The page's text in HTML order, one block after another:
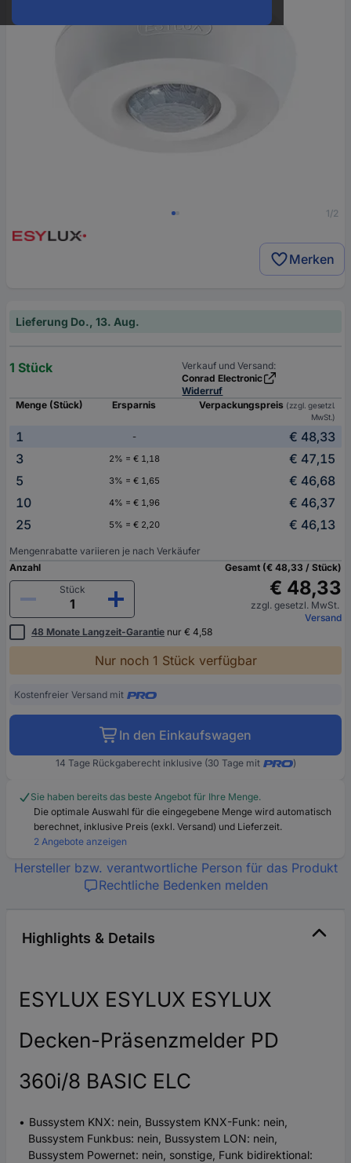
1/2
Merken
Lieferung Do., 13. Aug.
1 Stück
Verkauf und Versand:
Conrad Electronic
Widerruf
Menge (Stück)
Ersparnis Verpackungspreis (zzgl. gesetzl.
MwSt.)
1 -
€ 48,33
3
2% = € 1,18
€ 47,15
5
3% = € 1,65
€ 46,68
10
4% = € 1,96
€ 46,37
25
5% = € 2,20 € 46,13
Mengenrabatte variieren je nach Verkäufer
Anzahl
Stück
Gesamt (€ 48,33 / Stück)
€ 48,33
zzgl. gesetzl. MwSt.
Versand
48 Monate Langzeit-Garantie nur € 4,58
Nur noch 1 Stück verfügbar
Kostenfreier Versand mit
In den Einkaufswagen
14 Tage Rückgaberecht inklusive (30 Tage mit )
Sie haben bereits das beste Angebot für Ihre Menge.
Die optimale Auswahl für die eingegebene Menge wird automatisch
berechnet, inklusive Preis (exkl. Versand) und Lieferzeit.
2 Angebote anzeigen
Hersteller bzw. verantwortliche Person für das Produkt
Rechtliche Bedenken melden
Highlights & Details
ESYLUX ESYLUX ESYLUX
Decken-Präsenzmelder PD
360i/8 BASIC ELC
Bussystem KNX: nein, Bussystem KNX-Funk: nein,
Bussystem Funkbus: nein, Bussystem LON: nein,
Bussystem Powernet: nein, sonstige, Funk bidirektional: